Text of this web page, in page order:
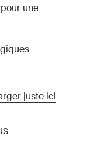
une
juste ici